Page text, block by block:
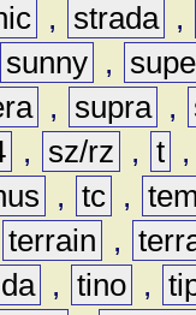
, strada ,
sunny ,
, supra ,
, sz/rz , t ,
, tc ,
terrain ,
, tino ,